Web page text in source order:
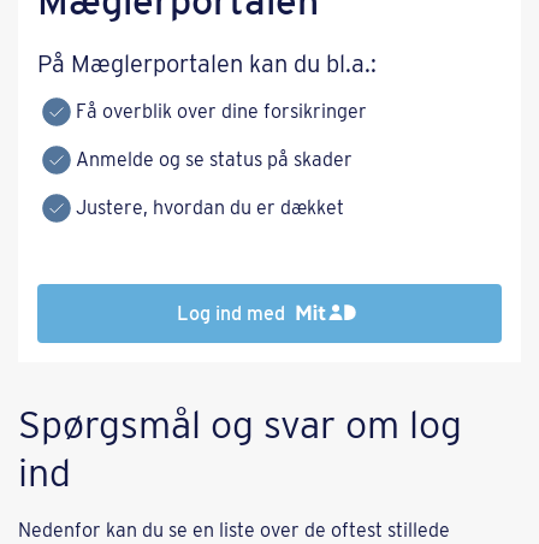
På Mæglerportalen kan du bl.a.:
Få overblik over dine forsikringer
Anmelde og se status på skader
Justere, hvordan du er dækket
Log ind med
Spørgsmål og svar om log
ind
Nedenfor kan du se en liste over de oftest stillede